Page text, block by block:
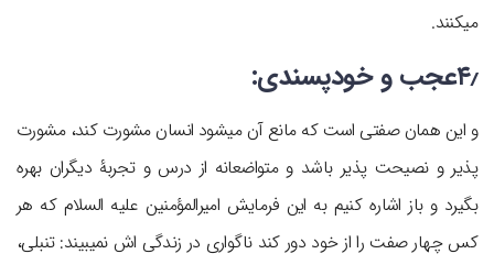
می‎کنند.
۴٫عجب و خودپسندی:
پذیر و نصیحت‎ پذیر باشد و متواضعانه از درس و تجربۀ دیگران بهره
بگیرد و باز اشاره کنیم به این فرمایش امیرالمؤمنین علیه السلام که هر
کس چهار صفت را از خود دور کند ناگواری در زندگی ‎اش نمی‎بیند: تنبلی،